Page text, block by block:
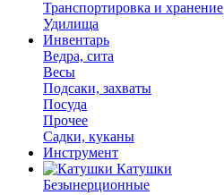
Транспортировка и хранение
Удилища
Инвентарь
Ведра, сита
Весы
Подсаки, захваты
Посуда
Прочее
Садки, куканы
Инструмент
Катушки
Безынерционные